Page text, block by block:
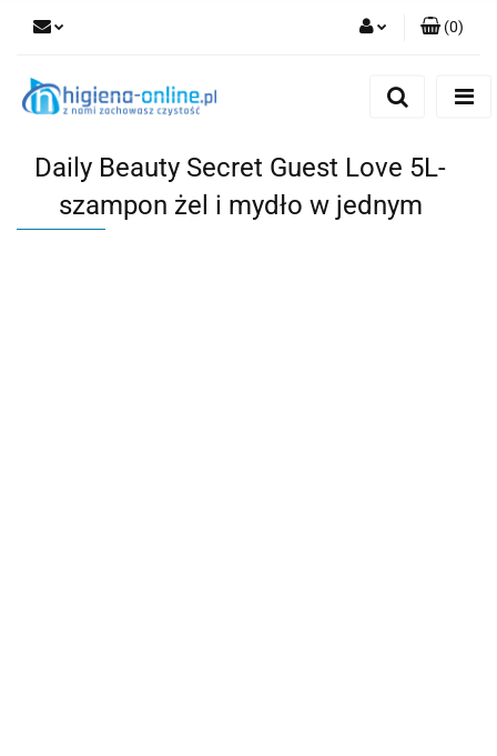
(0)
Daily Beauty Secret Guest Love 5L-
szampon żel i mydło w jednym